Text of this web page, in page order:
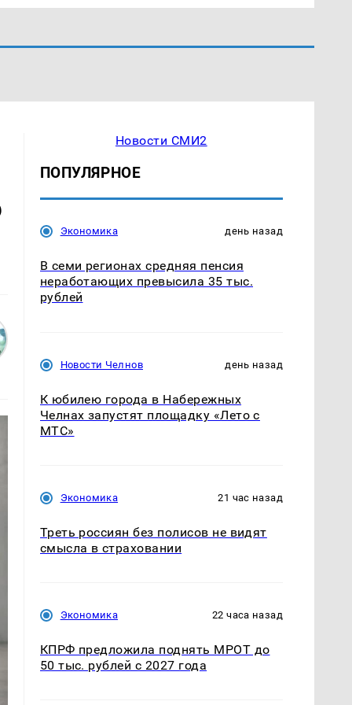
Новости СМИ2
ПОПУЛЯРНОЕ
Экономика день назад
В семи регионах средняя пенсия
неработающих превысила 35 тыс.
рублей
Новости Челнов день назад
К юбилею города в Набережных
Челнах запустят площадку «Лето с
МТС»
Экономика 21 час назад
Треть россиян без полисов не видят
смысла в страховании
Экономика 22 часа назад
КПРФ предложила поднять МРОТ до
50 тыс. рублей с 2027 года